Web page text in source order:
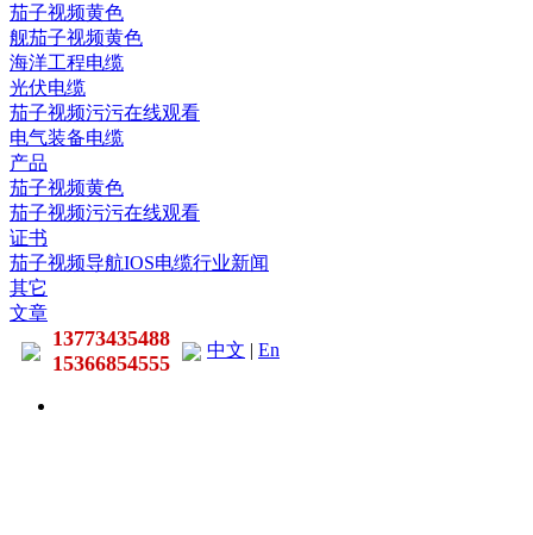
茄子视频黄色
舰茄子视频黄色
海洋工程电缆
光伏电缆
茄子视频污污在线观看
电气装备电缆
产品
茄子视频黄色
茄子视频污污在线观看
证书
茄子视频导航IOS电缆行业新闻
其它
文章
13773435488
15366854555
中文 | En